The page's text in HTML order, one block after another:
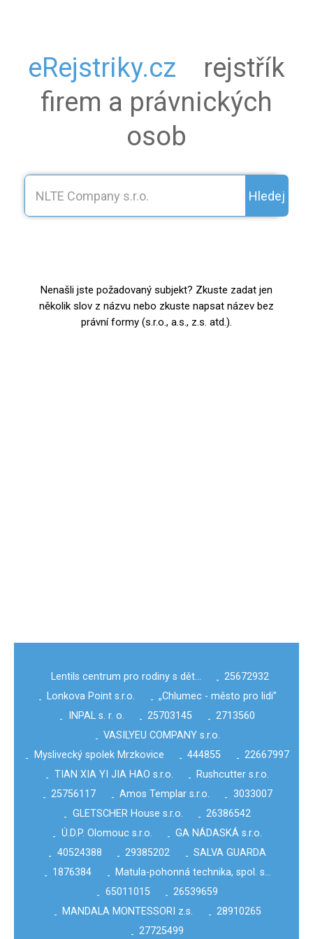
eRejstriky.cz
rejstřík
firem a právnických
osob
Hledej
Nenašli jste požadovaný subjekt? Zkuste zadat jen
několik slov z názvu nebo zkuste napsat název bez
právní formy (s.r.o., a.s., z.s. atd.).
Lentils centrum pro rodiny s dět… - 25672932
- Lonkova Point s.r.o. - „Chlumec - město pro lidi”
-
INPAL s. r. o. - 25703145 - 2713560
- VASILYEU COMPANY s.r.o.
-
Myslivecký spolek Mrzkovice - 444855 - 22667997
- TIAN XIA YI JIA HAO s.r.o. - Rushcutter s.r.o.
- 25756117 - Amos Templar s.r.o. - 3033007
- GLETSCHER House s.r.o. - 26386542
- Ú.D.P. Olomouc s.r.o. - GA NÁDASKÁ s.r.o.
- 40524388 - 29385202 - SALVA GUARDA
- 1876384 - Matula-pohonná technika, spol. s…
- 65011015 - 26539659
- MANDALA MONTESSORI z.s. - 28910265
- 27725499